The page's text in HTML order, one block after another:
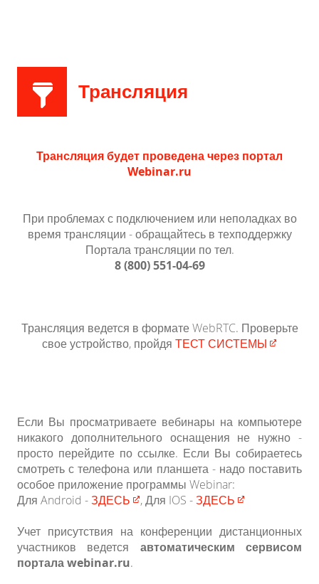
Трансляция
Трансляция будет проведена через портал
Webinar.ru
При проблемах с подключением или неполадках во
время трансляции - обращайтесь в техподдержку
Портала трансляции по тел.
8 (800)551-04-69
Трансляция ведется в формате WebRTC. Проверьте
свое устройство, пройдяТЕСТ СИСТЕМЫ​
Если Вы просматриваете вебинары на компьютере
никакого дополнительного оснащения не нужно -
просто перейдите по ссылке. Если Вы собираетесь
смотреть с телефона или планшета - надо поставить
особое приложение программы Webinar:
Для Android -ЗДЕСЬ​​ , Для IOS -ЗДЕСЬ​​
Учет присутствия на конференции дистанционных
участников ведется автоматическим сервисом
портала webinar.ru.